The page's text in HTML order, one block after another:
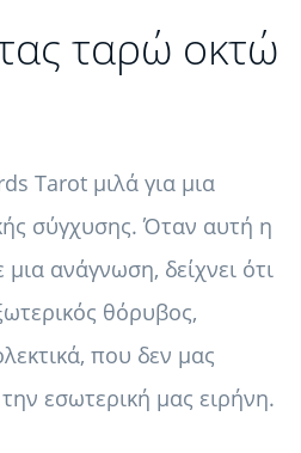
ταρώ οκτώ
Tarot μιλά για μια
σύγχυσης. Όταν αυτή η
ανάγνωση, δείχνει ότι
θόρυβος,
που δεν μας
εσωτερική μας ειρήνη.